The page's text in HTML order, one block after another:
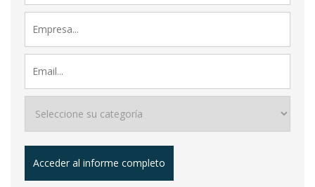
Acceder al informe completo